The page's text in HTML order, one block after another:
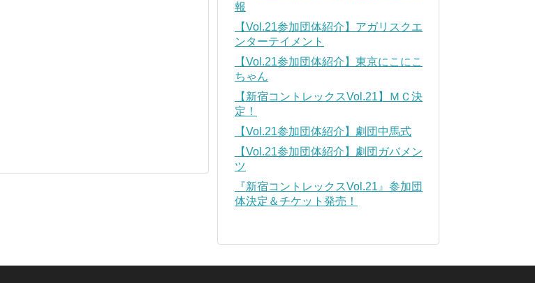
報
【Vol.21参加団体紹介】アガリスクエ
ンターテイメント
【Vol.21参加団体紹介】東京にこにこ
ちゃん
【新宿コントレックスVol.21】ＭＣ決
定！
【Vol.21参加団体紹介】劇団中馬式
【Vol.21参加団体紹介】劇団ガバメン
ツ
『新宿コントレックスVol.21』参加団
体決定＆チケット発売！